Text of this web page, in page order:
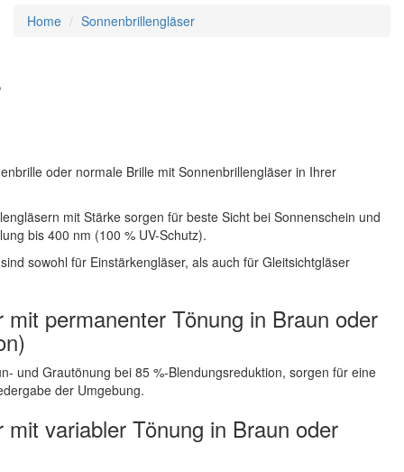
Home
Sonnenbrillengläser
oder normale Brille mit Sonnenbrillengläser in Ihrer
mit Stärke sorgen für beste Sicht bei Sonnenschein und
bis 400 nm (100 % UV-Schutz).
sowohl für Einstärkengläser, als auch für Gleitsichtgläser
permanenter Tönung in Braun oder
und Grautönung bei 85 %-Blendungsreduktion, sorgen für eine
der Umgebung.
variabler Tönung in Braun oder